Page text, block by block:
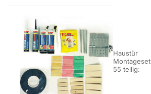
Haustür
Montageset
55 teilig: